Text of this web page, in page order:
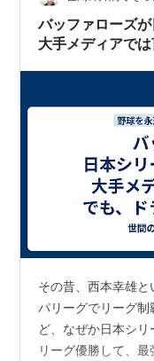
バッファローズ
大手メディアで
その昔、西本幸雄と
パリーグでリーグ
ど、なぜか日本シ
リーグ優勝して、